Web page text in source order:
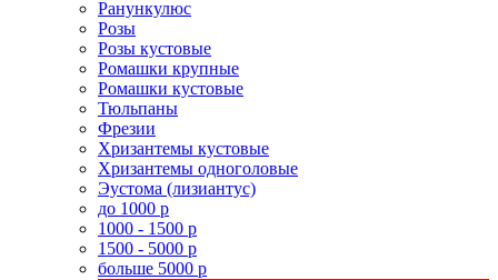
Ранункулюс
Розы
Розы кустовые
Ромашки крупные
Ромашки кустовые
Тюльпаны
Фрезии
Хризантемы кустовые
Хризантемы одноголовые
Эустома (лизиантус)
до 1000 р
1000 - 1500 р
1500 - 5000 р
больше 5000 р